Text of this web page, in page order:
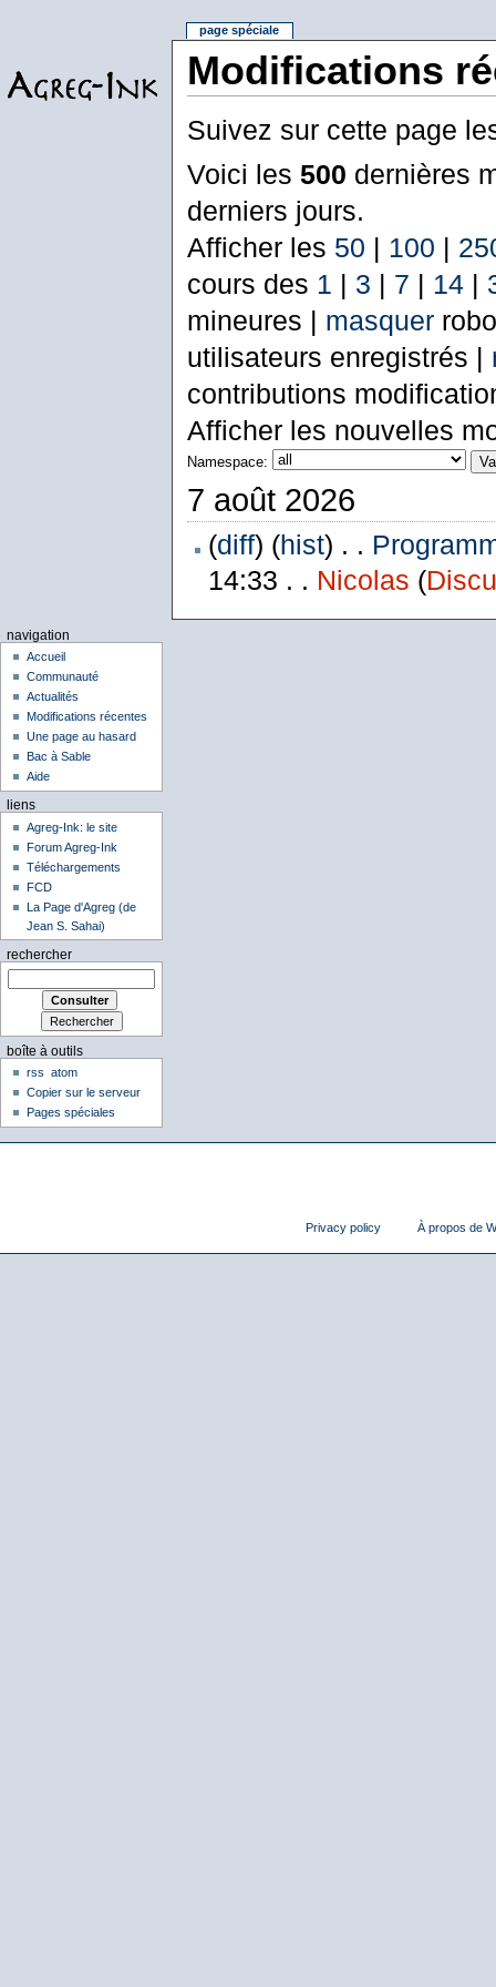
Modifications
Suivez sur cette page
Voici les 500 dernières
derniers jours.
Afficher les 50 | 100 |
cours des 1 | 3 | 7 | 14|
mineures | masquer
utilisateurs enregistrés |
contributions
Afficher les nouvelles
Namespace:
7 août 2026
(diff) (hist) . .
14:33 . . Nicolas (
page spéciale
navigation
Accueil
Communauté
Actualités
Modifications récentes
Une page au hasard
Bac à Sable
Aide
liens
Agreg-Ink: le site
Forum Agreg-Ink
Téléchargements
FCD
La Page d'Agreg (de
Jean S. Sahai)
rechercher
boîte à outils
rss
atom
Copier sur le serveur
Pages spéciales
Privacy policy À propos de